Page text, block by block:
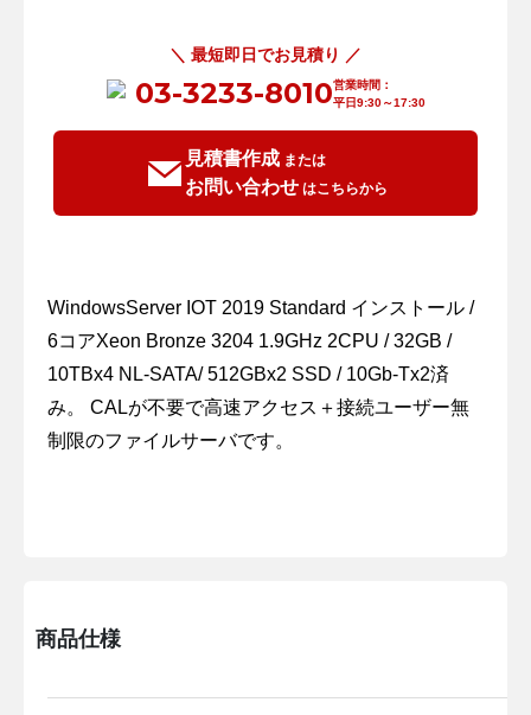
＼ 最短即日でお見積り ／
03-3233-8010営業時間：
平日9:30～17:30
見積書作成または
お問い合わせはこちらから
WindowsServer IOT 2019 Standard インストール /
6コアXeon Bronze 3204 1.9GHz 2CPU / 32GB /
10TBx4 NL-SATA/ 512GBx2 SSD / 10Gb-Tx2済
み。 CALが不要で高速アクセス＋接続ユーザー無
制限のファイルサーバです。
商品仕様